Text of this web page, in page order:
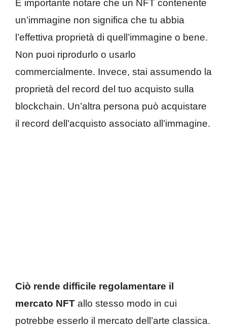
È importante notare che un NFT contenente
un’immagine non significa che tu abbia
l’effettiva proprietà di quell’immagine o bene.
Non puoi riprodurlo o usarlo
commercialmente. Invece, stai assumendo la
proprietà del record del tuo acquisto sulla
blockchain. Un’altra persona può acquistare
il record dell’acquisto associato all’immagine.
Ciò rende difficile regolamentare il
mercato NFT allo stesso modo in cui
potrebbe esserlo il mercato dell’arte classica.